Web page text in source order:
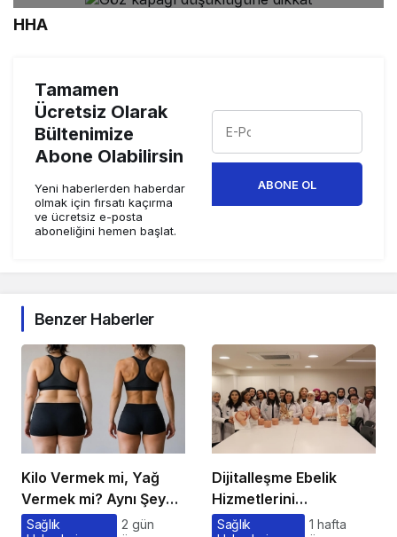
HHA
Tamamen
Ücretsiz Olarak
Bültenimize
Abone Olabilirsin
Yeni haberlerden haberdar
olmak için fırsatı kaçırma
ve ücretsiz e-posta
aboneliğini hemen başlat.
ABONE OL
Benzer Haberler
Kilo Vermek mi, Yağ
Vermek mi? Aynı Şey
Sanıyoruz Ama Değil!
Sağlık
2 gün
Dijitalleşme Ebelik
Hizmetlerini
Dönüştürüyor
Sağlık
1 hafta